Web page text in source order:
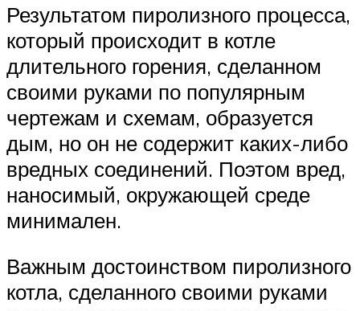
Результатом пиролизного процесса,
который происходит в котле
длительного горения, сделанном
своими руками по популярным
чертежам и схемам, образуется
дым, но он не содержит каких-либо
вредных соединений. Поэтом вред,
наносимый, окружающей среде
минимален.
Важным достоинством пиролизного
котла, сделанного своими руками